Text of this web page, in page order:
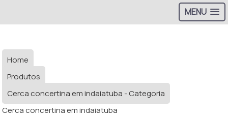
MENU
Home
Produtos
Cerca concertina em indaiatuba - Categoria
Cerca concertina em indaiatuba